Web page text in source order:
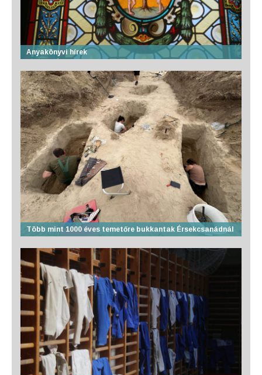
Anyakönyvi hírek
Több mint 1000 éves temetőre bukkantak Érsekcsanádnál